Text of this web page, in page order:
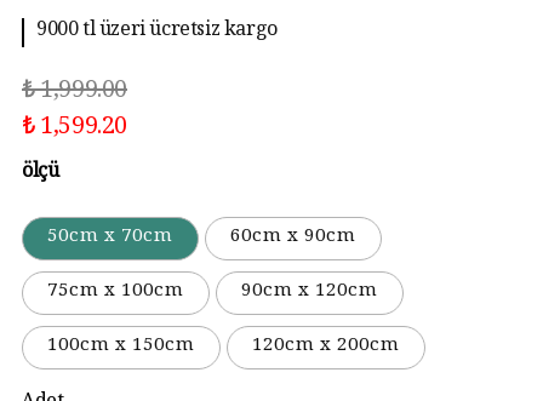
9000 tl üzeri ücretsiz kargo
₺ 1,999.00
₺ 1,599.20
ölçü
50cm x 70cm
60cm x 90cm
75cm x 100cm
90cm x 120cm
100cm x 150cm
120cm x 200cm